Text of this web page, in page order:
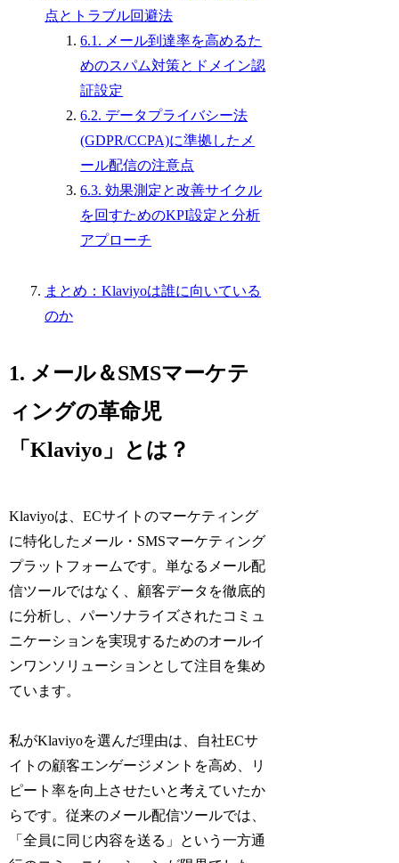
点とトラブル回避法
6.1. メール到達率を高めるた
めのスパム対策とドメイン認
証設定
6.2. データプライバシー法
(GDPR/CCPA)に準拠したメ
ール配信の注意点
6.3. 効果測定と改善サイクル
を回すためのKPI設定と分析
アプローチ
まとめ：Klaviyoは誰に向いている
のか
1. メール＆SMSマーケテ
ィングの革命児
「Klaviyo」とは？
Klaviyoは、ECサイトのマーケティング
に特化したメール・SMSマーケティング
プラットフォームです。単なるメール配
信ツールではなく、顧客データを徹底的
に分析し、パーソナライズされたコミュ
ニケーションを実現するためのオールイ
ンワンソリューションとして注目を集め
ています。
私がKlaviyoを選んだ理由は、自社ECサ
イトの顧客エンゲージメントを高め、リ
ピート率を向上させたいと考えていたか
らです。従来のメール配信ツールでは、
「全員に同じ内容を送る」という一方通